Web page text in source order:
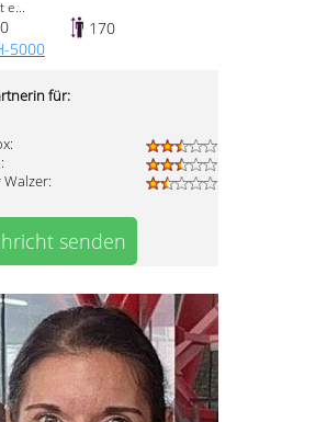
e...
170
5000
für:
senden